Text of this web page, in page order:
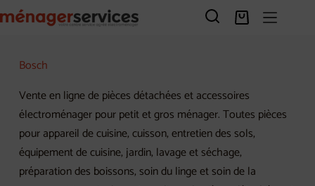
au
Panier
Bosch
Vente en ligne de pièces détachées et accessoires
électroménager pour petit et gros ménager. Toutes pièces
pour appareil de cuisine, cuisson, entretien des sols,
équipement de cuisine, jardin, lavage et séchage,
préparation des boissons, soin du linge et soin de la